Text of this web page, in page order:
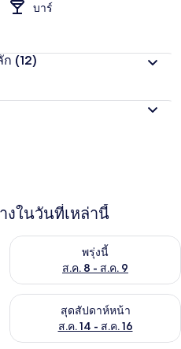
บาร์
ก (12)
งในวันที่เหล่านี้
นี้ ส.ค. 7 - ส.ค. 8พรุ่งนี้
ส.ค. 8 - ส.ค. 9
ตรวจสอบจำนวนห้องพักว่างใน
ปดาห์นี้ ส.ค. 7 - ส.ค. 9
สุดสัปดาห์หน้า
ส.ค. 14 - ส.ค. 16
ตรวจสอบจำนวนห้องพักว่างใน